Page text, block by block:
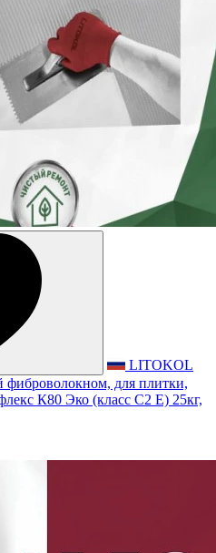
LITOKOL
для плитки,
К80 Эко (класс С2 Е) 25кг,